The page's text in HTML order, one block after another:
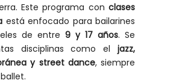
Este programa con clases
está enfocado para bailarines
de entre 9 y 17 años. Se
disciplinas como el jazz,
y street dance, siempre